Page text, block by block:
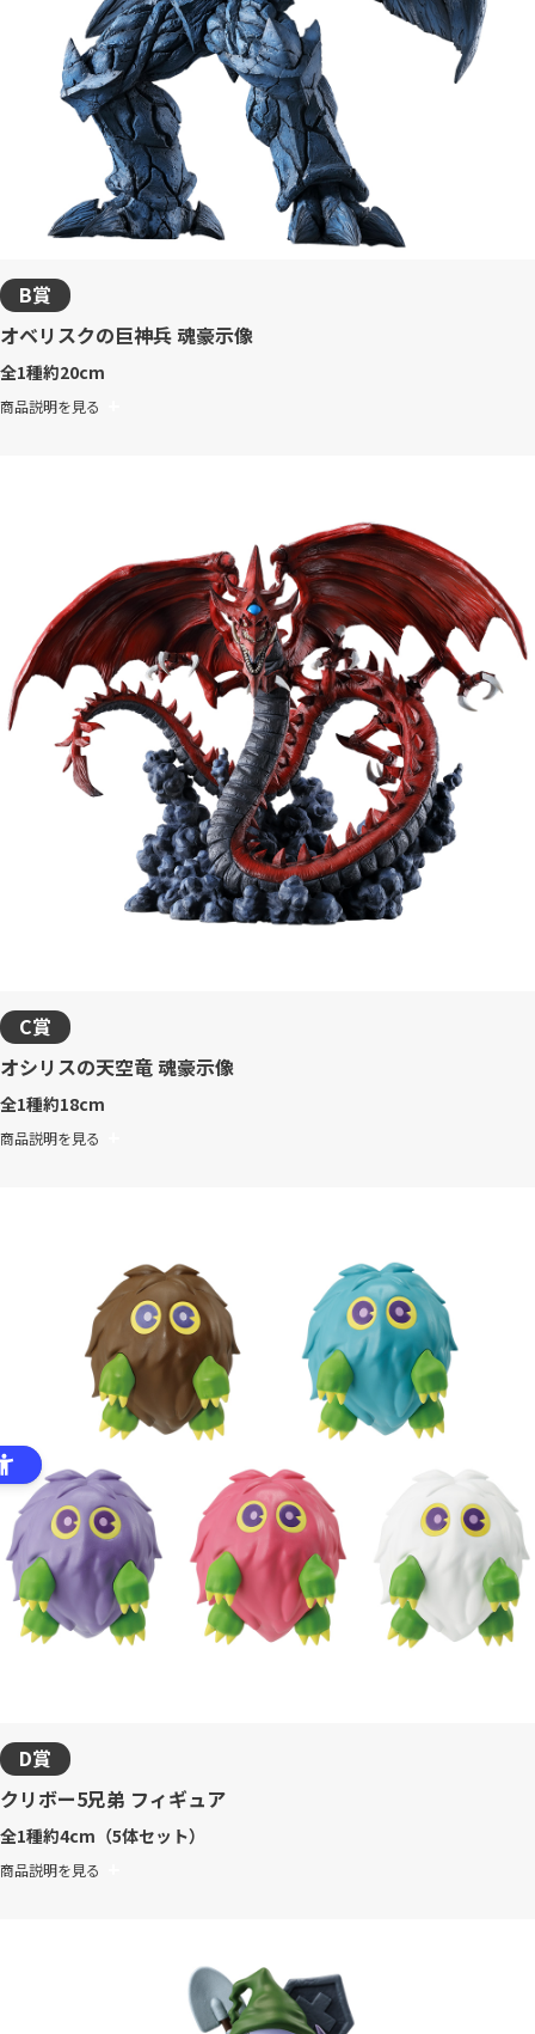
B賞
オベリスクの巨神兵 魂豪示像
全1種約20cm
商品説明を見る
C賞
オシリスの天空竜 魂豪示像
全1種約18cm
商品説明を見る
D賞
クリボー5兄弟 フィギュア
全1種約4cm（5体セット）
商品説明を見る